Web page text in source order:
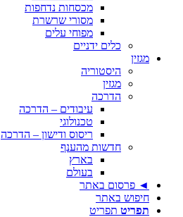
מכסחות נדחפות
מסורי שרשרת
מפוחי עלים
כלים ידניים
מגזין
היסטוריה
מגזין
הדרכה
עיבודים – הדרכה
טכנולוגי
ריסוס ודישון – הדרכה
חדשות מהענף
בארץ
בעולם
◄ פרסום באתר
חיפוש באתר
תפריט תפריט